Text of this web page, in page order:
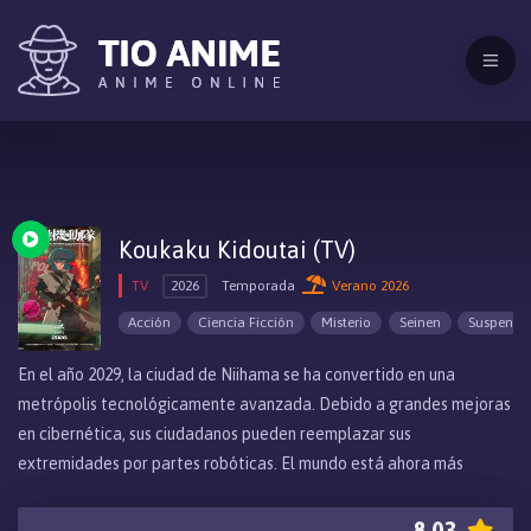
Koukaku Kidoutai (TV)
TV 2026 Temporada Verano 2026
Acción Ciencia Ficción Misterio Seinen Suspenso
En el año 2029, la ciudad de Niihama se ha convertido en una
metrópolis tecnológicamente avanzada. Debido a grandes mejoras
en cibernética, sus ciudadanos pueden reemplazar sus
extremidades por partes robóticas. El mundo está ahora más
ciudad es responsable de combatir la corrupción, el terrorismo y